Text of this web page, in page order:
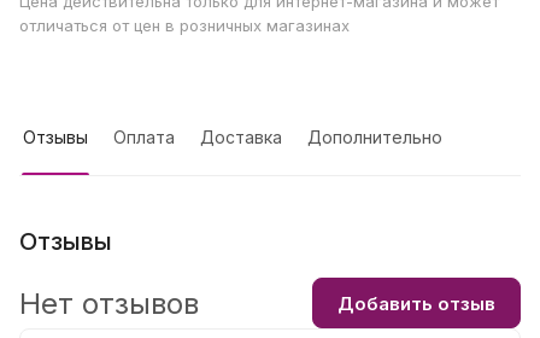
отличаться от цен в розничных магазинах
Отзывы Оплата Доставка Дополнительно
Отзывы
Нет отзывов Добавить отзыв